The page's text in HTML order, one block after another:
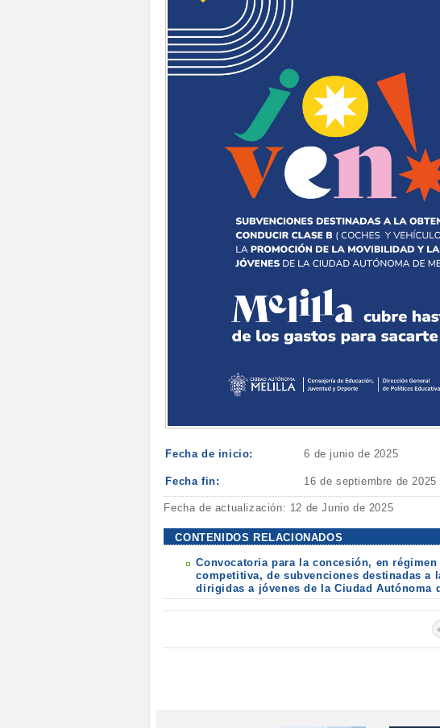
Fecha de inicio: 6 de junio de 2025
Fecha fin: 16 de septiembre de 2025
Fecha de actualización: 12 de Junio de 2025
CONTENIDOS RELACIONADOS
Convocatoria para la concesión, en
competitiva, de subvenciones destinadas a
dirigidas a jóvenes de la Ciudad Autónoma